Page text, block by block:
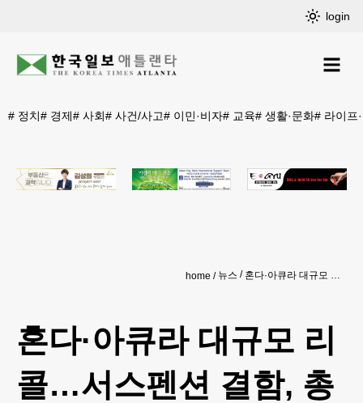
login
# 정치# 경제# 사회# 사건/사고# 이민·비자# 교육# 생활·문화# 라이프
home 뉴스 혼다·아큐라 대규모 리콜…서스펜션 결함, 총 88만대
혼다·아큐라 대규모 리
콜…서스펜션 결함, 총